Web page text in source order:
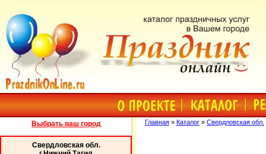
Выбрать ваш город
Свердловская обл.
Главная » Каталог » Свердловская обл.